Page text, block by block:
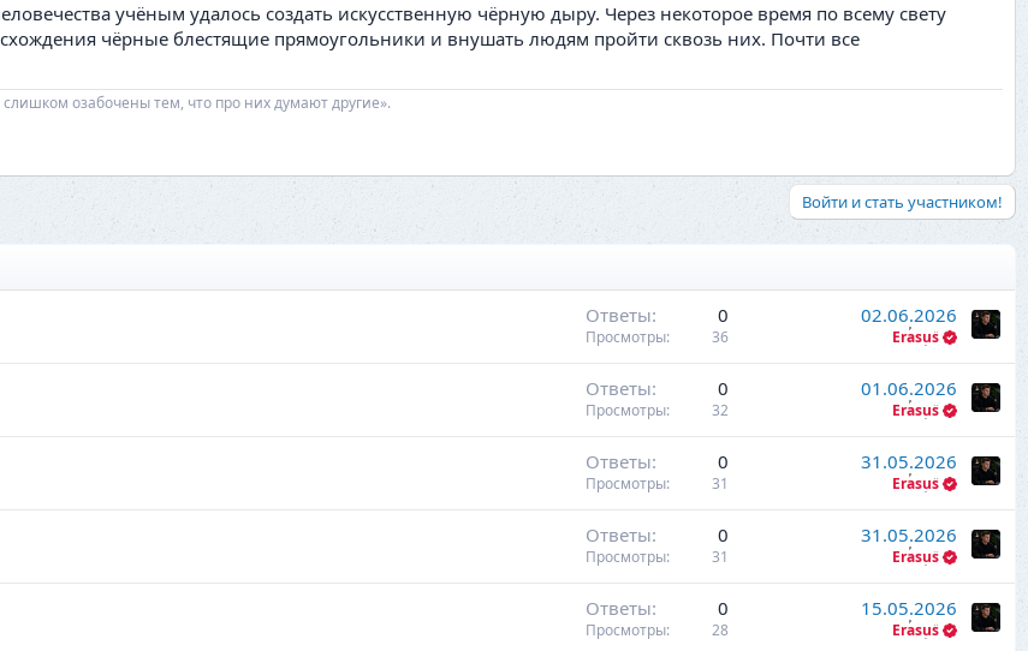
учёным удалось создать искусственную чёрную дыру. Через некоторое время по всему свету
чёрные блестящие прямоугольники и внушать людям пройти сквозь них. Почти все
озабочены тем, что про них думают другие».
Войти и стать участником!
Ответы 0
Просмотры 36
02.06.2026
Erasus
Ответы 0
Просмотры 32
01.06.2026
Erasus
Ответы 0
Просмотры 31
31.05.2026
Erasus
Ответы 0
Просмотры 31
31.05.2026
Erasus
Ответы 0
Просмотры 28
15.05.2026
Erasus